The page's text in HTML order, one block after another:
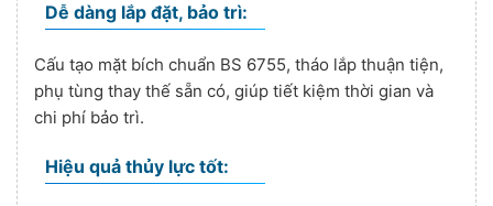
Dễ dàng lắp đặt, bảo trì:
Cấu tạo mặt bích chuẩn BS 6755, tháo lắp thuận tiện,
phụ tùng thay thế sẵn có, giúp tiết kiệm thời gian và
chi phí bảo trì.
Hiệu quả thủy lực tốt: